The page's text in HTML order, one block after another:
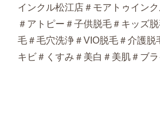
インクル松江店＃モアトゥイン
＃アトピー＃子供脱毛＃キッズ
毛＃毛穴洗浄＃VIO脱毛＃介護脱
キビ＃くすみ＃美白＃美肌＃ブ